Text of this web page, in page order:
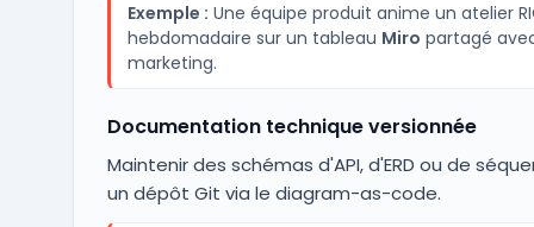
Exemple : Une équipe produit anime un atelier
hebdomadaire sur un tableau Miro partagé
marketing.
Documentation technique versionnée
Maintenir des schémas d'API, d'ERD ou de
un dépôt Git via le diagram-as-code.